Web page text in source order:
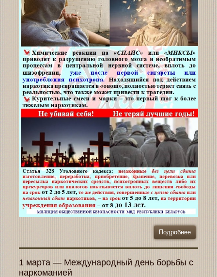
Подробнее
1 марта — Международный день борьбы с
наркоманией